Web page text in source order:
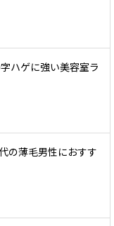
ハゲに強い美容室ラ
の薄毛男性におすす